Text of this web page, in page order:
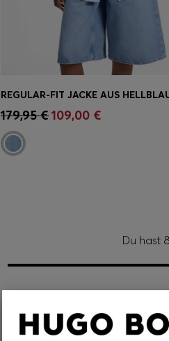
Schnelleinkauf(Wähle deine
Größe)
179,95 €109,00 €
Du hast